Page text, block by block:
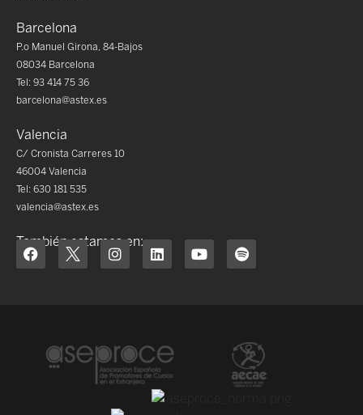
Barcelona
P.o Manuel Girona, 84-Bajos
08034 Barcelona
Tel: 93 414 75 36
barcelona@astex.es
Valencia
C/ Cronista Carreres 10
46004 Valencia
Tel: 630 181 535
valencia@astex.es
También estamos en: